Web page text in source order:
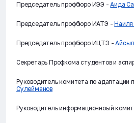
Председатель профбюро ИЭЭ -Аида
Председатель профбюро ИАТЭ -Наиля
Председатель профбюро ИЦТЭ -
Секретарь Профкома студентов и
Руководитель комитета по адаптации
Сулейманов
Руководитель информационноый